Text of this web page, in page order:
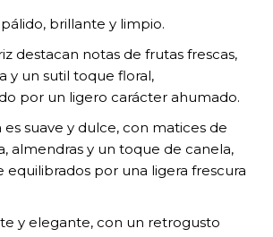
brillante y limpio.
destacan notas de frutas frescas,
y un sutil toque floral,
por un ligero carácter ahumado.
es suave y dulce, con matices de
almendras y un toque de canela,
por una ligera frescura
y elegante, con un retrogusto